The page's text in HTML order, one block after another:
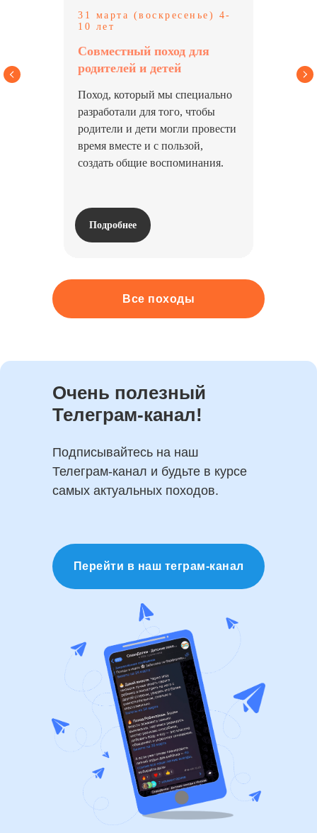
31 марта (воскресенье) 4-
10 лет
Совместный поход для
родителей и детей
Поход, который мы специально
разработали для того, чтобы
родители и дети могли провести
время вместе и с пользой,
создать общие воспоминания.
Подробнее
Все походы
Очень полезный
Телеграм-канал!
Подписывайтесь на наш
Телеграм-канал и будьте в курсе
самых актуальных походов.
Перейти в наш теграм-канал